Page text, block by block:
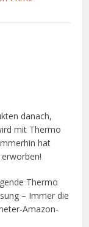
danach,
mit Thermo
hat
Thermo
– Immer die
Amazon-